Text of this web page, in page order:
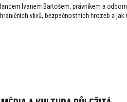
Ivanem Bartošem, právníkem a
vlivů, bezpečnostních hrozeb a jak